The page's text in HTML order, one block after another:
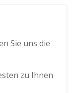
Sie uns die
zu Ihnen